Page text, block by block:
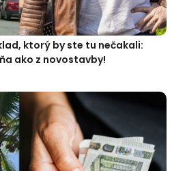
ktorý by ste tu nečakali:
ako z novostavby!